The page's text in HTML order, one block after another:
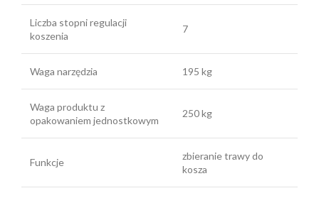
Liczba stopni regulacji
koszenia
7
Waga narzędzia 195 kg
Waga produktu z
opakowaniem jednostkowym
250 kg
Funkcje
zbieranie trawy do
kosza